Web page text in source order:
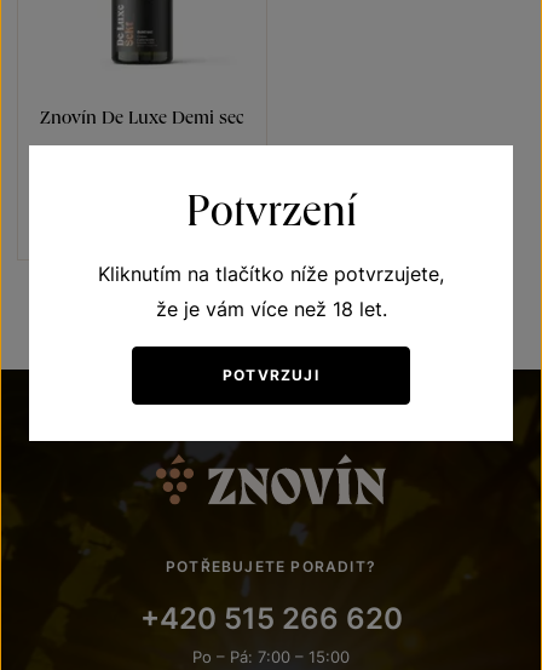
Znovín De Luxe Demi sec
POTŘEBUJETE PORADIT?
+420 515 266 620
Po – Pá: 7:00 – 15:00
Potvrzení
Kliknutím na tlačítko níže potvrzujete,
že je vám více než 18 let.
POTVRZUJI